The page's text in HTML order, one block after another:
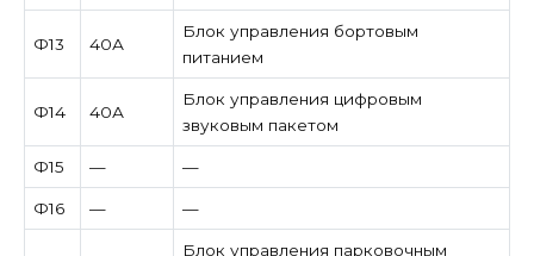
Ф13 40А
Блок управления бортовым
питанием
Ф14 40А
Блок управления цифровым
звуковым пакетом
Ф15 — —
Ф16 — —
Блок управления парковочным